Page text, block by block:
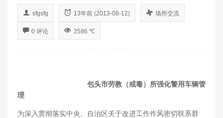
sfgsfg 13年前 (2013-08-12) 场所交流
0 评论 2586 ℃
包头市劳教（戒毒）所强化警用车辆管
理
为深入贯彻落实中央、自治区关于改进工作作风密切联系群